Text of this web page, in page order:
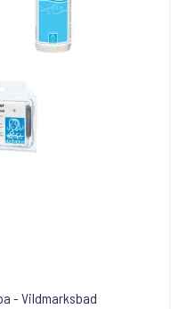
- Vildmarksbad